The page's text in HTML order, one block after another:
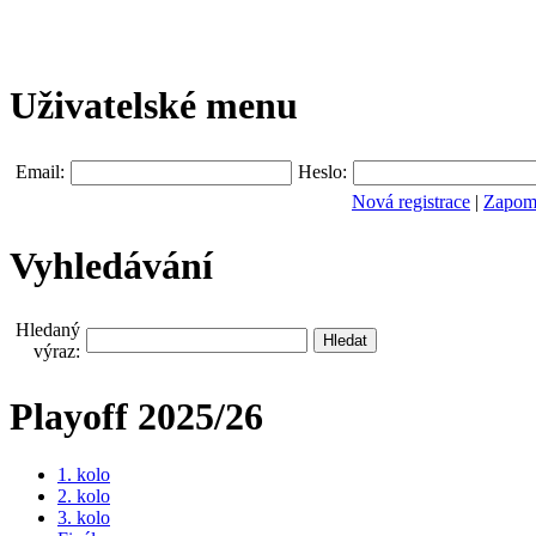
Uživatelské menu
Email:
Heslo:
Nová registrace |
Vyhledávání
Hledaný
výraz:
Playoff 2025/26
1. kolo
2. kolo
3. kolo